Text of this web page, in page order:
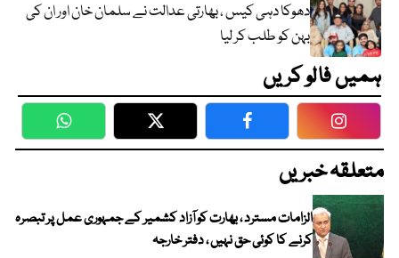
دھوکا دہی کیس ، بھارتی عدالت نے سلمان خان اور ان کی
بہن کو طلب کر لیا
ہمیں فالو کریں
WhatsApp Twitter Facebook
متعلقہ خبریں
الزامات مسترد ، بھارت کو آزاد کشمیر کے جمہوری عمل پر تبصرہ
کرنے کا کوئی حق نہیں ، دفتر خارجہ